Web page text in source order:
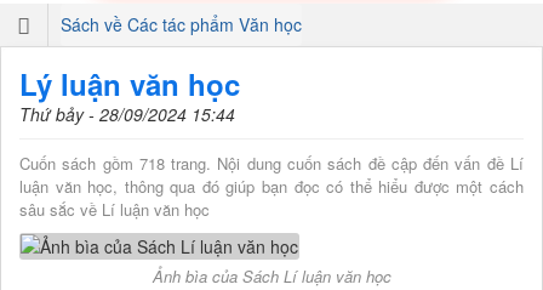
Sách về Các tác phẩm Văn học
Lý luận văn học
Thứ bảy - 28/09/2024 15:44
Cuốn sách gồm 718 trang. Nội dung cuốn sách đề cập đến vấn đề Lí
luận văn học, thông qua đó giúp bạn đọc có thể hiểu được một cách
sâu sắc về Lí luận văn học
Ảnh bìa của Sách Lí luận văn học